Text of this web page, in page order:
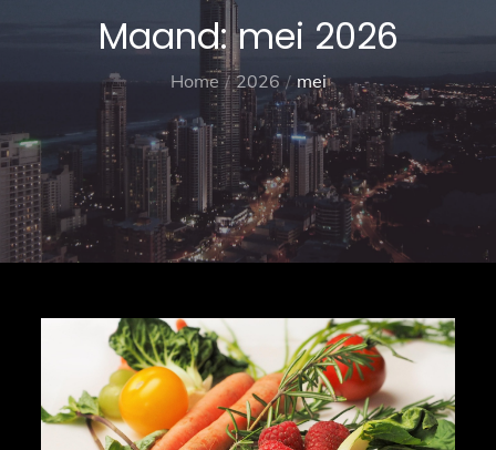
Maand:mei 2026
Home 2026 mei